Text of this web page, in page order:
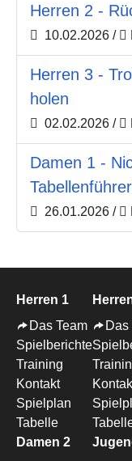
Herren 2 -
10.02.2026 /
Herren 3 -
holen
02.02.2026 /
Damen 1 -
26.01.2026 /
Herren 1
Das Team
Spielberichte
Training
Kontakt
Spielplan
Tabelle
Das
Damen 2